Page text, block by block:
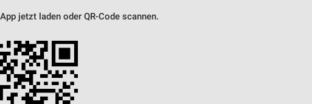
jetzt laden oder QR-Code scannen.